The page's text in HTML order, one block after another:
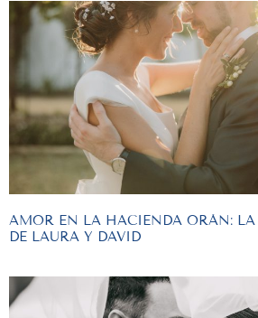
AMOR EN LA HACIENDA ORÁN: LA
DE LAURA Y DAVID